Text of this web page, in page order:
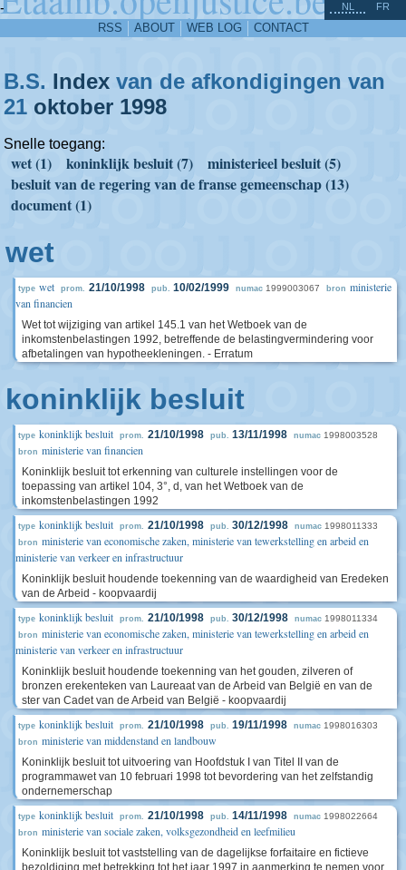
-
RSS ABOUT WEB LOG CONTACT
NL FR
B.S. Index van de afkondigingen van
21 oktober 1998
Snelle toegang:
wet (1) koninklijk besluit (7)
ministerieel besluit (5)
besluit van de regering van de franse gemeenschap (13)
document (1)
wet
type wet prom. 21/10/1998 pub. 10/02/1999 numac 1999003067 bron ministerie
van financien
Wet tot wijziging van artikel 145.1 van het Wetboek van de
inkomstenbelastingen 1992, betreffende de belastingvermindering voor
afbetalingen van hypotheekleningen. - Erratum
koninklijk besluit
type koninklijk besluit prom. 21/10/1998 pub. 13/11/1998 numac 1998003528
bron ministerie van financien
Koninklijk besluit tot erkenning van culturele instellingen voor de
toepassing van artikel 104, 3°, d, van het Wetboek van de
inkomstenbelastingen 1992
type koninklijk besluit prom. 21/10/1998 pub. 30/12/1998 numac 1998011333
bron ministerie van economische zaken, ministerie van tewerkstelling en arbeid en
ministerie van verkeer en infrastructuur
Koninklijk besluit houdende toekenning van de waardigheid van Eredeken
van de Arbeid - koopvaardij
type koninklijk besluit prom. 21/10/1998 pub. 30/12/1998 numac 1998011334
bron ministerie van economische zaken, ministerie van tewerkstelling en arbeid en
ministerie van verkeer en infrastructuur
Koninklijk besluit houdende toekenning van het gouden, zilveren of
bronzen erekenteken van Laureaat van de Arbeid van België en van de
ster van Cadet van de Arbeid van België - koopvaardij
type koninklijk besluit prom. 21/10/1998 pub. 19/11/1998 numac 1998016303
bron ministerie van middenstand en landbouw
Koninklijk besluit tot uitvoering van Hoofdstuk I van Titel II van de
programmawet van 10 februari 1998 tot bevordering van het zelfstandig
ondernemerschap
type koninklijk besluit prom. 21/10/1998 pub. 14/11/1998 numac 1998022664
bron ministerie van sociale zaken, volksgezondheid en leefmilieu
Koninklijk besluit tot vaststelling van de dagelijkse forfaitaire en fictieve
bezoldiging met betrekking tot het jaar 1997 in aanmerking te nemen voor
^